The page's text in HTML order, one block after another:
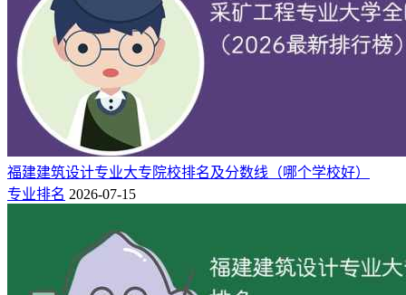
福建建筑设计专业大专院校排名及分数线（哪个学校好）
专业排名 2026-07-15